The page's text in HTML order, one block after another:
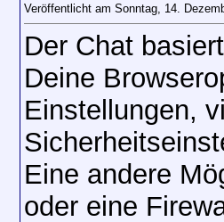
Veröffentlicht am Sonntag, 14.
Der Chat
Deine
Einstellungen,
Eine andere
oder eine